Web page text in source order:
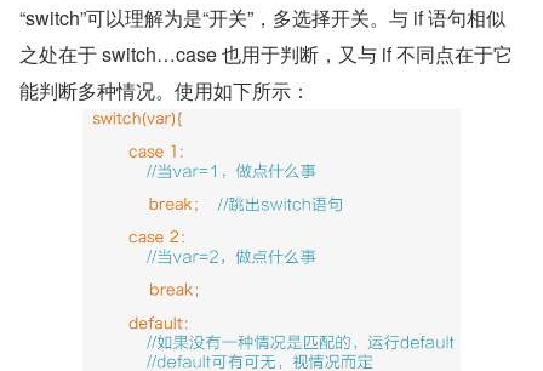
​“switch”可以理解为是“开关”，多选择开关。与 if 语句相似
之处在于 switch…case 也用于判断，又与 if 不同点在于它
能判断多种情况。使用如下所示：